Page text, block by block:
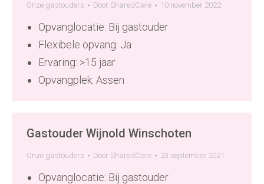
Onze gastouders Door SharedCare 10 november 2022
Opvanglocatie: Bij gastouder
Flexibele opvang: Ja
Ervaring: >15 jaar
Opvangplek: Assen
Gastouder Wijnold Winschoten
Onze gastouders Door SharedCare 23 september 2021
Opvanglocatie: Bij gastouder